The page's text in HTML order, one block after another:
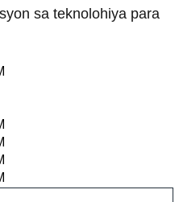
sa teknolohiya para